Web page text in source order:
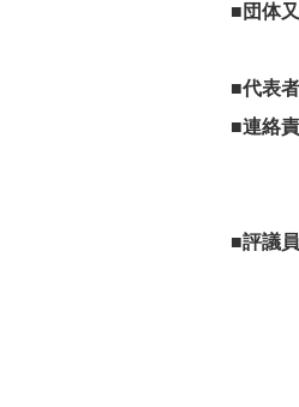
■団体
■代表者
■連絡
■評議員